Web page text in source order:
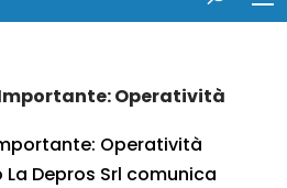
Operatività
Operatività
La Depros Srl comunica